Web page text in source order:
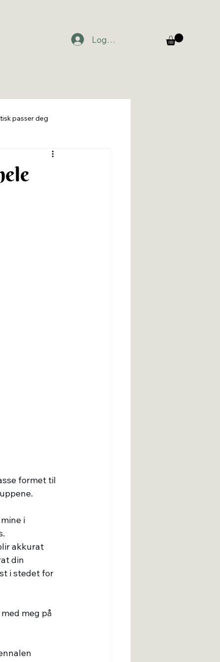
Logg inn
passer deg
formet til
i
akkurat
din
i stedet for
meg på